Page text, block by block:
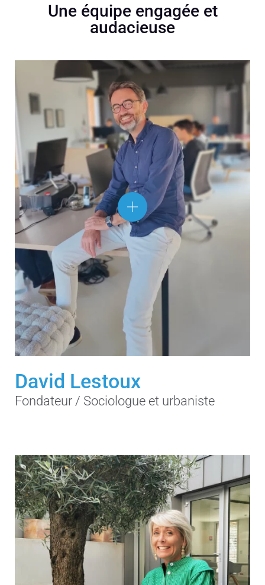
Une équipe engagée et
audacieuse
David Lestoux
Fondateur / Sociologue et urbaniste